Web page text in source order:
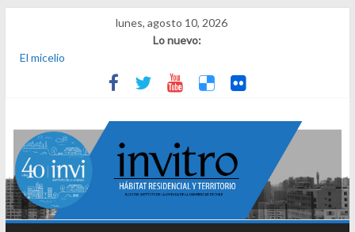
lunes, agosto 10, 2026
Lo nuevo:
El micelio
Receta para viajar al pasado
Una noche y el amanecer en Dignidad
INVI
El derecho a habitar